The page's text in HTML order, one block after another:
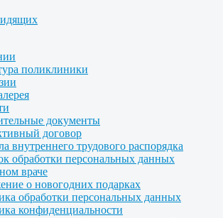
поликлиники
документы
договор
внутреннего трудового распорядка
обработки персональных данных
враче
о новогодних подарках
обработки персональных данных
конфиденциальности